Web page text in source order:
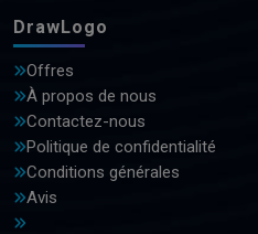
DrawLogo
Offres
À propos de nous
Contactez-nous
Politique de confidentialité
Conditions générales
Avis